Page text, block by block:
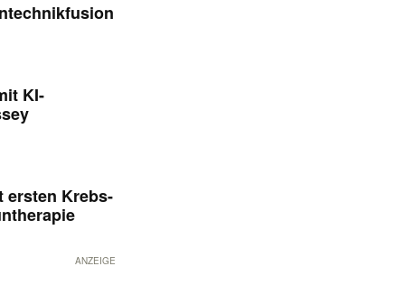
KI-
ersten Krebs-
ANZEIGE